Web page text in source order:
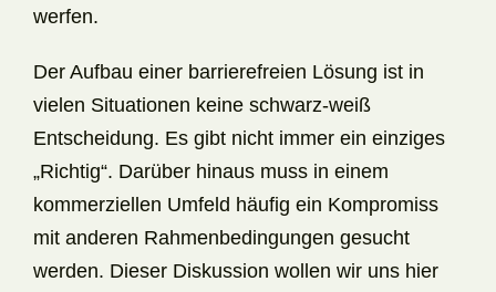
werfen.
Der Aufbau einer barrierefreien Lösung ist in
vielen Situationen keine schwarz-weiß
Entscheidung. Es gibt nicht immer ein einziges
„Richtig“. Darüber hinaus muss in einem
kommerziellen Umfeld häufig ein Kompromiss
mit anderen Rahmenbedingungen gesucht
werden. Dieser Diskussion wollen wir uns hier